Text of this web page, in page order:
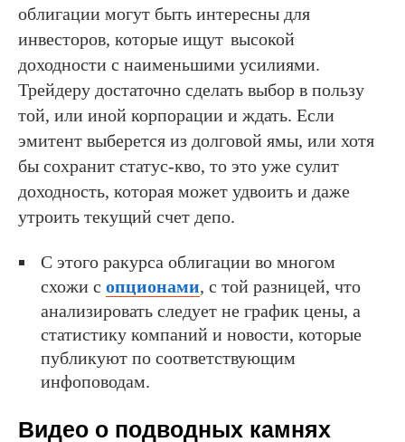
облигации могут быть интересны для
инвесторов, которые ищут высокой
доходности с наименьшими усилиями.
Трейдеру достаточно сделать выбор в пользу
той, или иной корпорации и ждать. Если
эмитент выберется из долговой ямы, или хотя
бы сохранит статус-кво, то это уже сулит
доходность, которая может удвоить и даже
утроить текущий счет депо.
С этого ракурса облигации во многом
схожи с опционами, с той разницей, что
анализировать следует не график цены, а
статистику компаний и новости, которые
публикуют по соответствующим
инфоповодам.
Видео о подводных камнях